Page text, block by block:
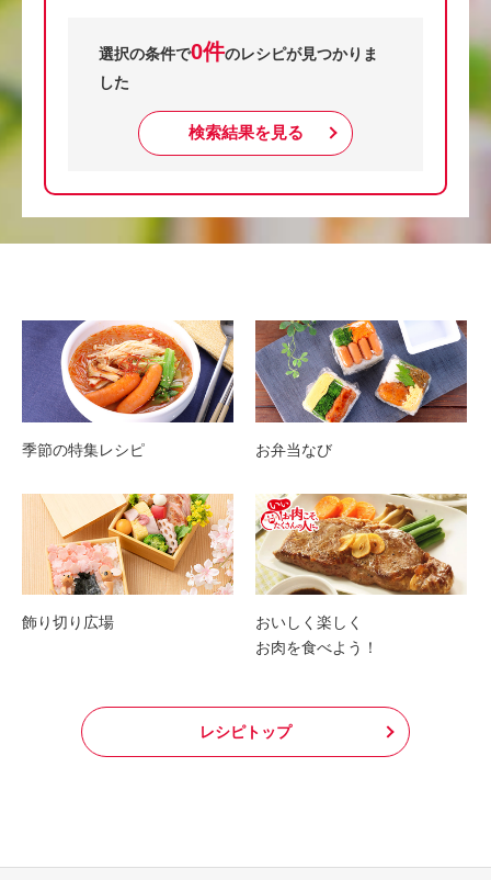
選択の条件で0件のレシピが見つかりま
した
検索結果を見る
季節の特集レシピ お弁当なび
飾り切り広場
おいしく楽しく
お肉を食べよう！
レシピトップ